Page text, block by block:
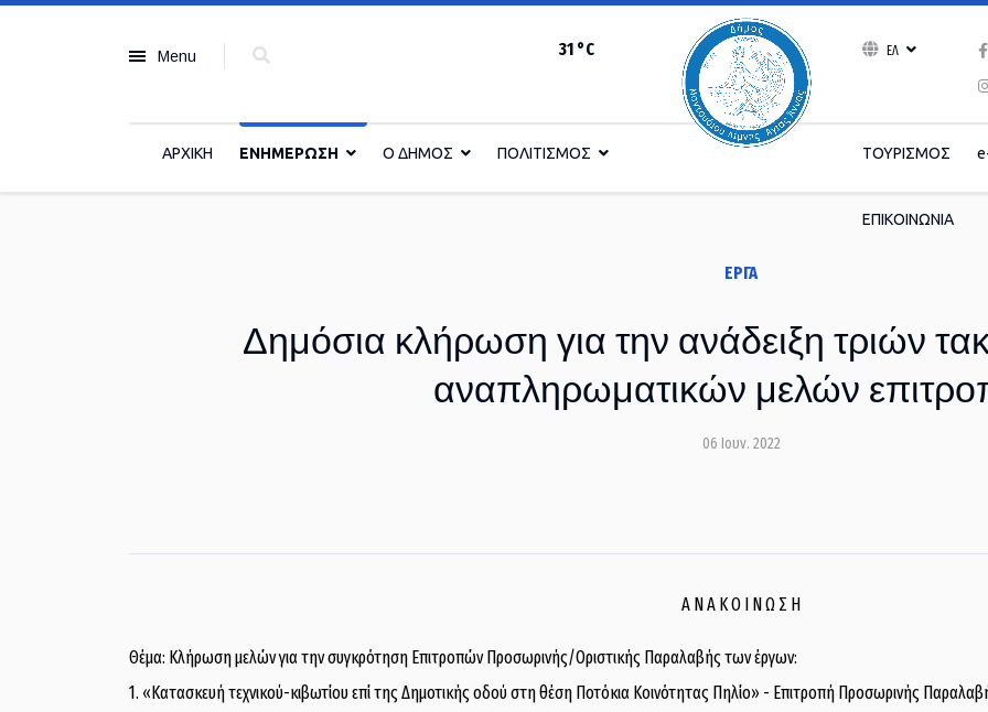
Menu 31 °C ΕΛ
ΑΡΧΙΚΗ ΕΝΗΜΕΡΩΣΗ Ο ΔΗΜΟΣ ΠΟΛΙΤΙΣΜΟΣ ΤΟΥΡΙΣΜΟΣ
ΕΠΙΚΟΙΝΩΝΙΑ
ΈΡΓΑ
Δημόσια κλήρωση για την ανάδειξη τριών
αναπληρωματικών μελών
06 Ιουν. 2022
Α Ν Α Κ Ο Ι Ν Ω Σ Η
Θέμα: Κλήρωση μελών για την συγκρότηση Επιτροπών Προσωρινής/Οριστικής Παραλαβής των έργων:
1. «Κατασκευή τεχνικού-κιβωτίου επί της Δημοτικής οδού στη θέση Ποτόκια Κοινότητας Πηλίο» - Επιτροπή Προσωρινής